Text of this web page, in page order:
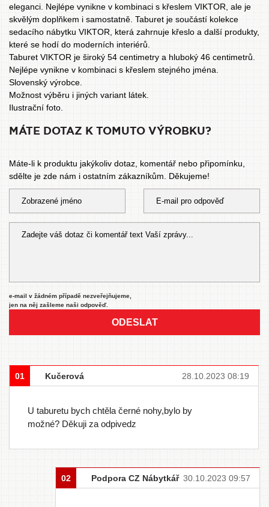
eleganci. Nejlépe vynikne v kombinaci s křeslem VIKTOR, ale je
skvělým doplňkem i samostatně. Taburet je součástí kolekce
sedacího nábytku VIKTOR, která zahrnuje křeslo a další produkty,
které se hodí do moderních interiérů.
Taburet VIKTOR je široký 54 centimetry a hluboký 46 centimetrů.
Nejlépe vynikne v kombinaci s křeslem stejného jména.
Slovenský výrobce.
Možnost výběru i jiných variant látek.
Ilustrační foto.
MÁTE DOTAZ K TOMUTO VÝROBKU?
Máte-li k produktu jakýkoliv dotaz, komentář nebo připomínku,
sdělte je zde nám i ostatním zákazníkům. Děkujeme!
e-mail v žádném případě nezveřejňujeme,
jen na něj zašleme naši odpověď.
ODESLAT
01 Kučerová 28.10.2023 08:19
U taburetu bych chtěla černé nohy,bylo by
možné? Děkuji za odpivedz
02 Podpora CZ Nábytkář 30.10.2023 09:57